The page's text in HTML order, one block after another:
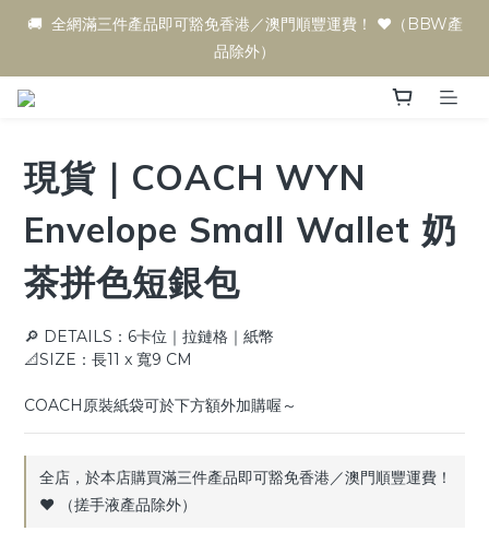
🚚  全網滿三件產品即可豁免香港／澳門順豐運費！ ♥️（BBW產
品除外）
現貨｜COACH WYN
Envelope Small Wallet 奶
茶拼色短銀包
🔎 DETAILS：6卡位｜拉鏈格｜紙幣
📐SIZE：長11 x 寬9 CM
COACH原裝紙袋可於下方額外加購喔～
全店，於本店購買滿三件產品即可豁免香港／澳門順豐運費！
♥️ （搓手液產品除外）